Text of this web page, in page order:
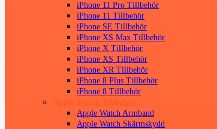
iPhone 11 Pro Tillbehör
iPhone 11 Tillbehör
iPhone SE Tillbehör
iPhone XS Max Tillbehör
iPhone X Tillbehör
iPhone XS Tillbehör
iPhone XR Tillbehör
iPhone 8 Plus Tillbehör
iPhone 8 Tillbehör
Apple Watch Tillbehör
Apple Watch Armband
Apple Watch Skärmskydd